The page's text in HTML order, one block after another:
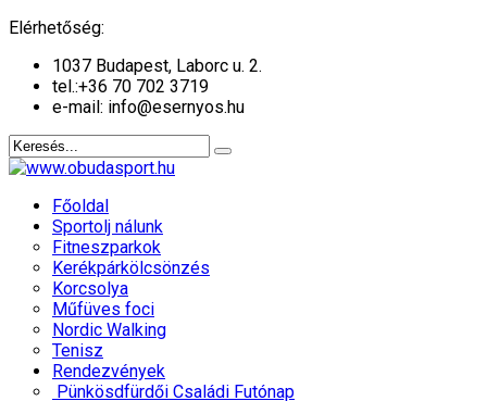
Elérhetőség:
1037 Budapest, Laborc u. 2.
tel.:+36 70 702 3719
e-mail: info@esernyos.hu
Főoldal
Sportolj nálunk
Fitneszparkok
Kerékpárkölcsönzés
Korcsolya
Műfüves foci
Nordic Walking
Tenisz
Rendezvények
Pünkösdfürdői Családi Futónap
év
hónap
év
hónap